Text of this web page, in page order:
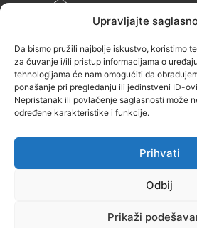
Upravljajte
Da bismo pružili najbolje iskustvo, koristimo
za čuvanje i/ili pristup informacijama o
tehnologijama će nam omogućiti da
ponašanje pri pregledanju ili jedinstveni ID-
Nepristanak ili povlačenje saglasnosti može
određene karakteristike i funkcije.
Prihvati
Odbij
Prikaži
ZENIČANKA, 3.